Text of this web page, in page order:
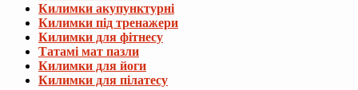
Килимки акупунктурні
Килимки під тренажери
Килимки для фітнесу
Татамі мат пазли
Килимки для йоги
Килимки для пілатесу